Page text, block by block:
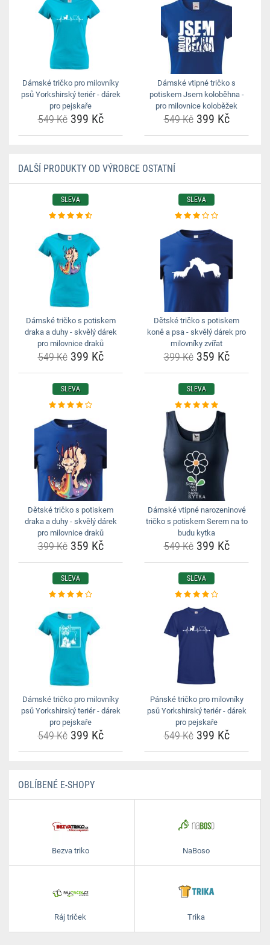
Dámské tričko pro milovníky
psů Yorkshirský teriér - dárek
pro pejskaře
549 Kč399 Kč
Dámské vtipné tričko s
potiskem Jsem koloběhna -
pro milovnice koloběžek
549 Kč399 Kč
DALŠÍ PRODUKTY OD VÝROBCE OSTATNÍ
SLEVA
Dámské tričko s potiskem
draka a duhy - skvělý dárek
pro milovnice draků
549 Kč399 Kč
SLEVA
Dětské tričko s potiskem
koně a psa - skvělý dárek pro
milovníky zvířat
399 Kč359 Kč
SLEVA
Dětské tričko s potiskem
draka a duhy - skvělý dárek
pro milovnice draků
399 Kč359 Kč
SLEVA
Dámské vtipné narozeninové
tričko s potiskem Serem na to
budu kytka
549 Kč399 Kč
SLEVA
Dámské tričko pro milovníky
psů Yorkshirský teriér - dárek
pro pejskaře
549 Kč399 Kč
SLEVA
Pánské tričko pro milovníky
psů Yorkshirský teriér - dárek
pro pejskaře
549 Kč399 Kč
OBLÍBENÉ E-SHOPY
Bezva triko NaBoso
Ráj triček Trika